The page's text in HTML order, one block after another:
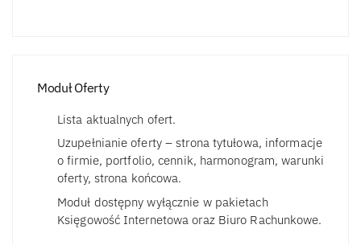
Moduł Oferty
Lista aktualnych ofert.
Uzupełnianie oferty – strona tytułowa, informacje
o firmie, portfolio, cennik, harmonogram, warunki
oferty, strona końcowa.
Moduł dostępny wyłącznie w pakietach
Księgowość Internetowa oraz Biuro Rachunkowe.